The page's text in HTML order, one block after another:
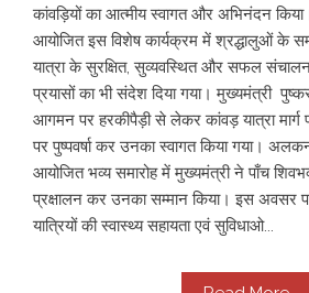
कांवड़ियों का आत्मीय स्वागत और अभिनंदन
आयोजित इस विशेष कार्यक्रम में श्रद्धालुओं के
यात्रा के सुरक्षित, सुव्यवस्थित और सफल
प्रयासों का भी संदेश दिया गया। मुख्यमंत्री पुष्कर
आगमन पर हरकीपैड़ी से लेकर कांवड़ यात्रा मार्ग
पर पुष्पवर्षा कर उनका स्वागत किया गया।
आयोजित भव्य समारोह में मुख्यमंत्री ने पाँच
प्रक्षालन कर उनका सम्मान किया। इस अवसर
यात्रियों की स्वास्थ्य सहायता एवं सुविधाओ...